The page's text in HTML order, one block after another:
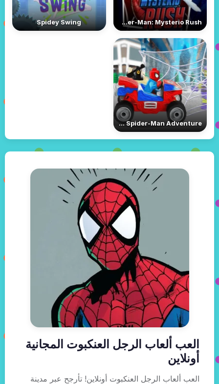
Spider-Man: Mysterio Rush
Spidey Swing
LEGO Spider-Man Adventure
العب ألعاب الرجل العنكبوت المجانية
أونلاين
العب ألعاب الرجل العنكبوت أونلاين! تأرجح عبر مدينة